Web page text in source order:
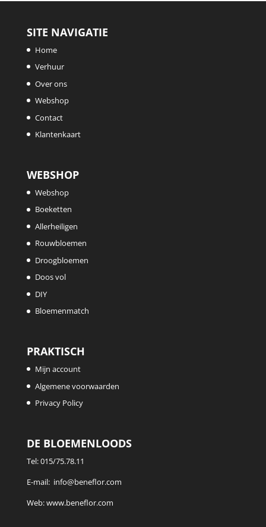
SITE NAVIGATIE
Home
Verhuur
Over ons
Webshop
Contact
Klantenkaart
WEBSHOP
Webshop
Boeketten
Allerheiligen
Rouwbloemen
Droogbloemen
Doos vol
DIY
Bloemenmatch
PRAKTISCH
Mijn account
Algemene voorwaarden
Privacy Policy
DE BLOEMENLOODS
Tel:015/75.78.11
E-mail: info@beneflor.com
Web:www.beneflor.com